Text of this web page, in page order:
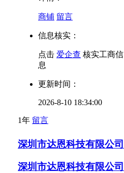
商铺 留言
信息核实：
点击 爱企查 核实工商信
息
更新时间：
2026-8-10 18:34:00
1年 留言
深圳市达恩科技有限公司
深圳市达恩科技有限公司